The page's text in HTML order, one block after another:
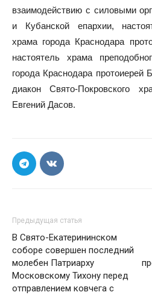
взаимодействию с силовыми
и Кубанской епархии,
храма города Краснодара
настоятель храма
города Краснодара
диакон Свято-Покровского
Евгений Дасов.
Предыдущая статья
В Свято-Екатерининском
соборе совершен последний
молебен Патриарху
Московскому Тихону перед
отправлением ковчега с